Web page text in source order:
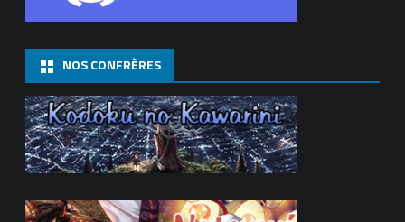
NOS CONFRÈRES